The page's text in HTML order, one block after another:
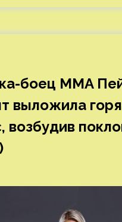
боец MMA
выложила
возбудив